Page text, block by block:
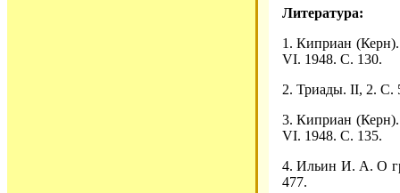
Литература:
1. Киприан
VI. 1948. С. 130.
2. Триады. II, 2. С.
3. Киприан (Керн).
VI. 1948. С. 135.
4. Ильин И. А. О
477.